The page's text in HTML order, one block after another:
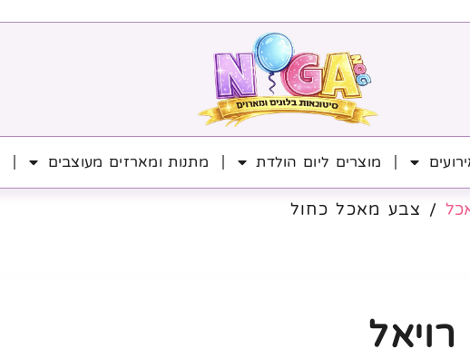
מוצרים ליום הולדת מתנות ומארזים מעוצבים
/ צבע מאכל כחול